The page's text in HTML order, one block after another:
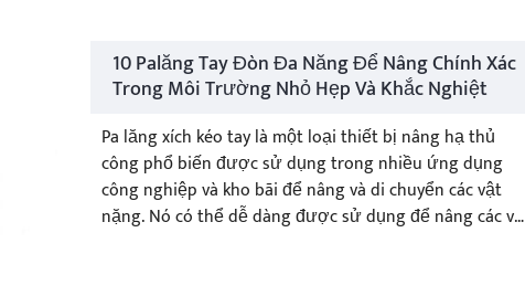
10 Palăng Tay Đòn Đa Năng Để Nâng Chính Xác
Trong Môi Trường Nhỏ Hẹp Và Khắc Nghiệt
Pa lăng xích kéo tay là một loại thiết bị nâng hạ thủ
công phổ biến được sử dụng trong nhiều ứng dụng
công nghiệp và kho bãi để nâng và di chuyển các vật
nặng. Nó có thể dễ dàng được sử dụng để nâng các vật